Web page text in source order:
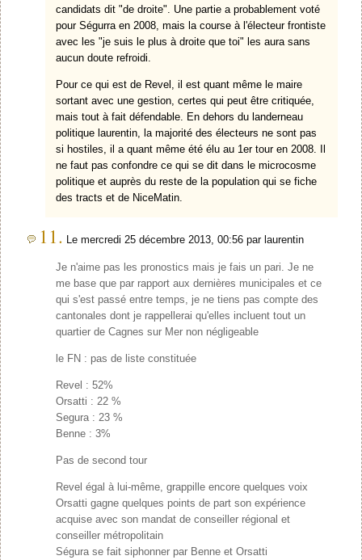
candidats dit "de droite". Une partie a probablement voté
pour Ségurra en 2008, mais la course à l'électeur frontiste
avec les "je suis le plus à droite que toi" les aura sans
aucun doute refroidi.
Pour ce qui est de Revel, il est quant même le maire
sortant avec une gestion, certes qui peut être critiquée,
mais tout à fait défendable. En dehors du landerneau
politique laurentin, la majorité des électeurs ne sont pas
si hostiles, il a quant même été élu au 1er tour en 2008. Il
ne faut pas confondre ce qui se dit dans le microcosme
politique et auprès du reste de la population qui se fiche
des tracts et de NiceMatin.
11. Le mercredi 25 décembre 2013, 00:56 par laurentin
Je n'aime pas les pronostics mais je fais un pari. Je ne
me base que par rapport aux dernières municipales et ce
qui s'est passé entre temps, je ne tiens pas compte des
cantonales dont je rappellerai qu'elles incluent tout un
quartier de Cagnes sur Mer non négligeable
le FN : pas de liste constituée
Revel : 52%
Orsatti : 22 %
Segura : 23 %
Benne : 3%
Pas de second tour
Revel égal à lui-même, grappille encore quelques voix
Orsatti gagne quelques points de part son expérience
acquise avec son mandat de conseiller régional et
conseiller métropolitain
Ségura se fait siphonner par Benne et Orsatti